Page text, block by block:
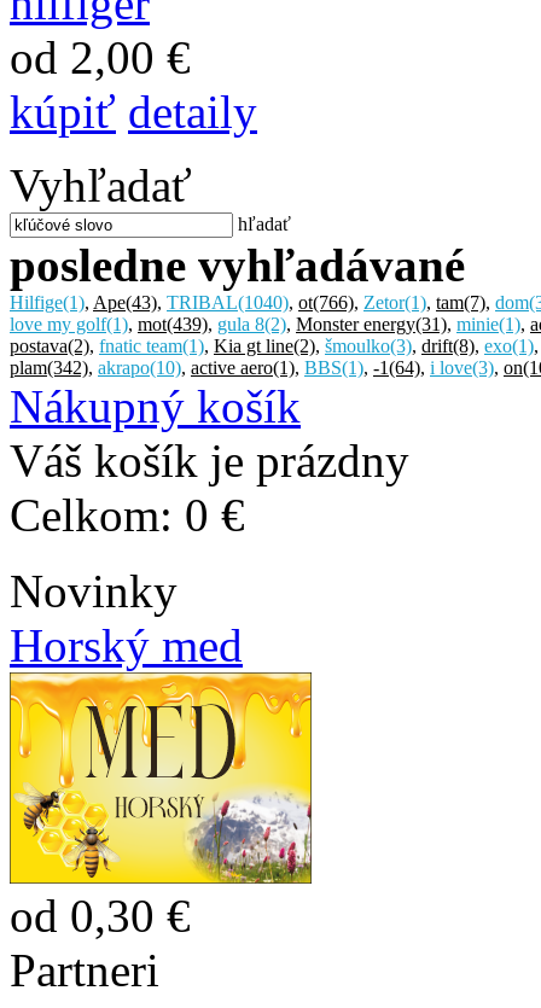
od 2,00 €
kúpiť detaily
Vyhľadať
hľadať
posledne vyhľadávané
Hilfige(1), Ape(43), TRIBAL(1040), ot(766), Zetor(1), tam(7), dom
love my golf(1), mot(439), gula 8(2), Monster energy(31), minie(1),
postava(2), fnatic team(1), Kia gt line(2), šmoulko(3), drift(8), exo(1)
plam(342), akrapo(10), active aero(1), BBS(1), -1(64), i love(3), on
Nákupný košík
Váš košík je prázdny
Celkom: 0 €
Novinky
Horský med
od 0,30 €
Partneri